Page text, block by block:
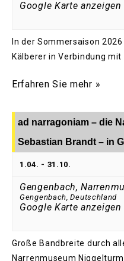
Google Karte anzeigen
In der Sommersaison
Kälberer in Verbindung
Erfahren Sie mehr »
ad narragoniam – die
Sebastian Brandt – in
1.04. - 31.10.
Gengenbach,
Gengenbach, Deutschland
Google Karte anzeigen
Große Bandbreite durch
Narrenmuseum